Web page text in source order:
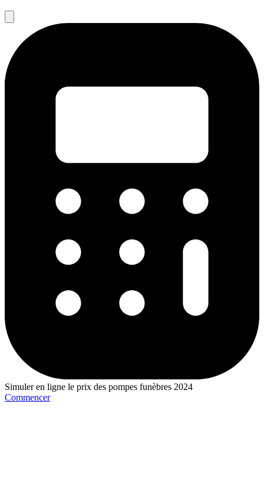
Simuler en ligne le prix des pompes funèbres 2024
Commencer